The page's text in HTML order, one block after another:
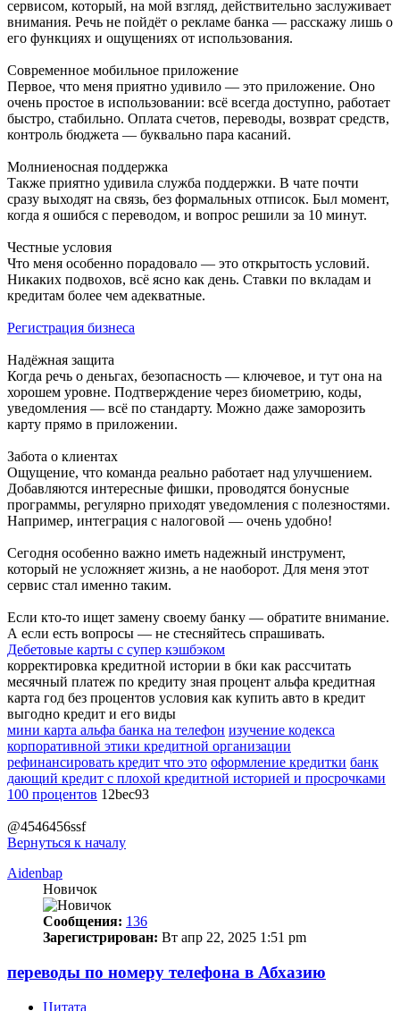
сервисом, который, на мой взгляд, действительно заслуживает
внимания. Речь не пойдёт о рекламе банка — расскажу лишь о
его функциях и ощущениях от использования.
Современное мобильное приложение
Первое, что меня приятно удивило — это приложение. Оно
очень простое в использовании: всё всегда доступно, работает
быстро, стабильно. Оплата счетов, переводы, возврат средств,
контроль бюджета — буквально пара касаний.
Молниеносная поддержка
Также приятно удивила служба поддержки. В чате почти
сразу выходят на связь, без формальных отписок. Был момент,
когда я ошибся с переводом, и вопрос решили за 10 минут.
Честные условия
Что меня особенно порадовало — это открытость условий.
Никаких подвохов, всё ясно как день. Ставки по вкладам и
кредитам более чем адекватные.
Регистрация бизнеса
Надёжная защита
Когда речь о деньгах, безопасность — ключевое, и тут она на
хорошем уровне. Подтверждение через биометрию, коды,
уведомления — всё по стандарту. Можно даже заморозить
карту прямо в приложении.
Забота о клиентах
Ощущение, что команда реально работает над улучшением.
Добавляются интересные фишки, проводятся бонусные
программы, регулярно приходят уведомления с полезностями.
Например, интеграция с налоговой — очень удобно!
Сегодня особенно важно иметь надежный инструмент,
который не усложняет жизнь, а не наоборот. Для меня этот
сервис стал именно таким.
Если кто-то ищет замену своему банку — обратите внимание.
А если есть вопросы — не стесняйтесь спрашивать.
Дебетовые карты с супер кэшбэком
корректировка кредитной истории в бки как рассчитать
месячный платеж по кредиту зная процент альфа кредитная
карта год без процентов условия как купить авто в кредит
выгодно кредит и его виды
мини карта альфа банка на телефон изучение кодекса
корпоративной этики кредитной организации
рефинансировать кредит что это оформление кредитки банк
дающий кредит с плохой кредитной историей и просрочками
100 процентов 12bec93
@4546456ssf
Вернуться к началу
Aidenbap
Новичок
Сообщения: 136
Зарегистрирован: Вт апр 22, 2025 1:51 pm
переводы по номеру телефона в Абхазию
Цитата